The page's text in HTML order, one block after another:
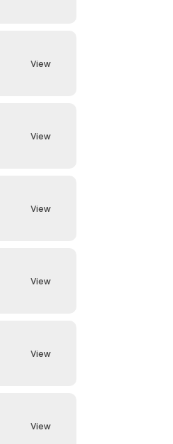
View
View
View
View
View
View